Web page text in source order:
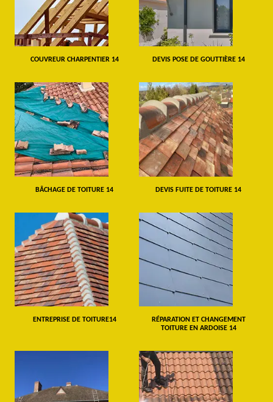
COUVREUR CHARPENTIER 14 DEVIS POSE DE GOUTTIÈRE 14
BÂCHAGE DE TOITURE 14 DEVIS FUITE DE TOITURE 14
ENTREPRISE DE TOITURE14
RÉPARATION ET CHANGEMENT
TOITURE EN ARDOISE 14